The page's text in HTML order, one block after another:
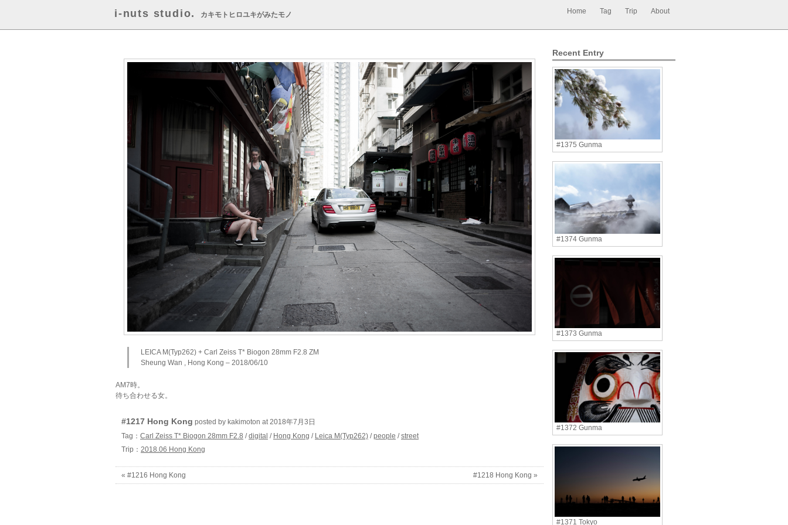
i-nuts studio. カキモトヒロユキがみたモノ Home Tag Trip About
LEICA M(Typ262) + Carl Zeiss T* Biogon 28mm F2.8 ZM
Sheung Wan , Hong Kong – 2018/06/10
AM7時。
待ち合わせる女。
#1217 Hong Kong posted by kakimoton at 2018年7月3日
Tag： Carl Zeiss T* Biogon 28mm F2.8 /digital / Hong Kong / Leica M(Typ262) /people /street
Trip： 2018.06 Hong Kong
« #1216 Hong Kong #1218 Hong Kong »
Recent Entry
#1375 Gunma
#1374 Gunma
#1373 Gunma
#1372 Gunma
#1371 Tokyo